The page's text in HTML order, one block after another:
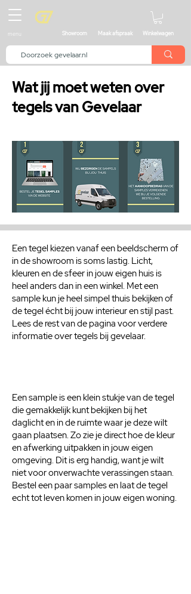
menu Showroom Maak afspraak Winkelwagen
Wat jij moet weten over
tegels van Gevelaar
Een tegel kiezen vanaf een beeldscherm of
in de showroom is soms lastig. Licht,
kleuren en de sfeer in jouw eigen huis is
heel anders dan in een winkel. Met een
sample kun je heel simpel thuis bekijken of
de tegel écht bij jouw interieur en stijl past.
Lees de rest van de pagina voor verdere
informatie over tegels bij gevelaar.
Een sample is een klein stukje van de tegel
die gemakkelijk kunt bekijken bij het
daglicht en in de ruimte waar je deze wilt
gaan plaatsen. Zo zie je direct hoe de kleur
en afwerking uitpakken in jouw eigen
omgeving. Dit is erg handig, want je wilt
niet voor onverwachte verassingen staan.
Bestel een paar samples en laat de tegel
echt tot leven komen in jouw eigen woning.